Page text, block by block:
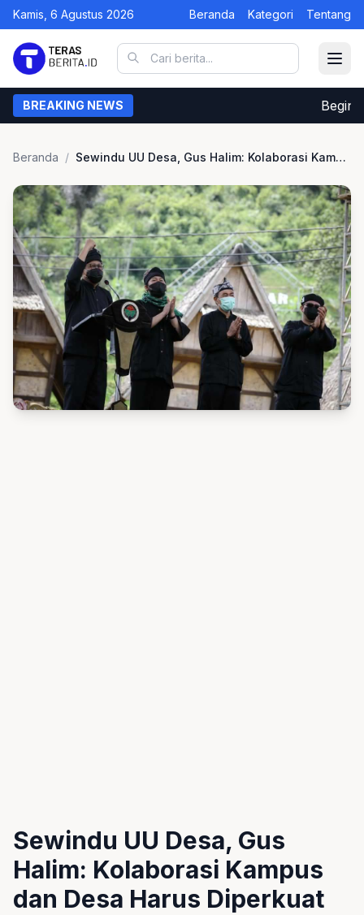
Kamis, 6 Agustus 2026 Beranda Kategori Tentang
BREAKING NEWS Begini
Beranda / Sewindu UU Desa, Gus Halim: Kolaborasi Kampus dan Desa Harus Diperkuat
Sewindu UU Desa, Gus
Halim: Kolaborasi Kampus
dan Desa Harus Diperkuat